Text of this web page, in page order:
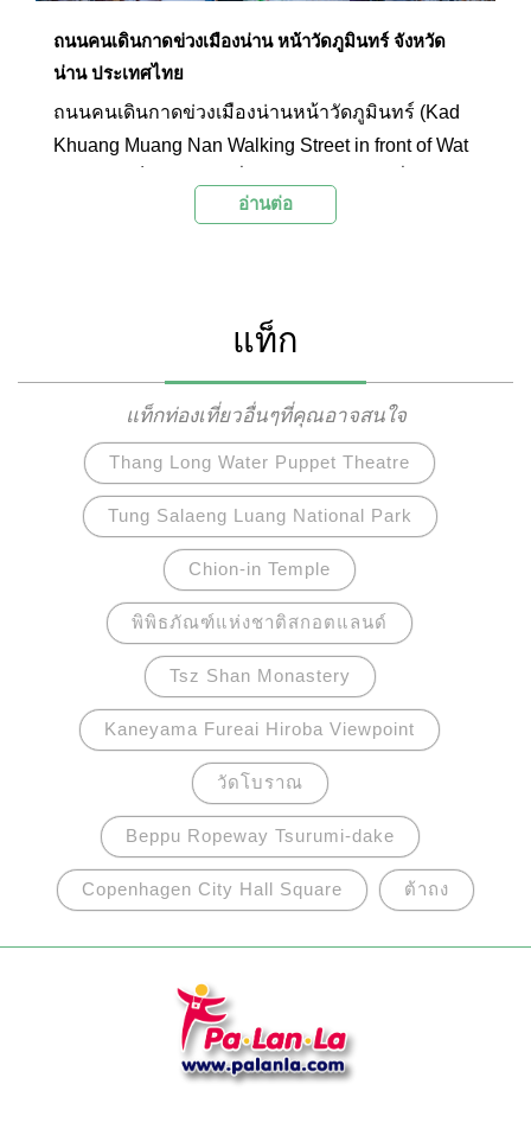
ถนนคนเดินกาดข่วงเมืองน่าน หน้าวัดภูมินทร์ จังหวัด
น่าน ประเทศไทย
ถนนคนเดินกาดข่วงเมืองน่านหน้าวัดภูมินทร์ (Kad
Khuang Muang Nan Walking Street in front of Wat
ทุกวันศุกร์ เสาร์ และอาทิตย์ ช่วงห้าโมงเย็นไปจนถึง
แสดงทางวัฒนธรรมที่แตกต่างกันไปในแต่ละวัน ทั้ง
การแสดงพื้นบ้านและการร่ายรำในชุดพื้นเมือง ถนน
คนเดินแห่งนี้จึงเป็นอีกหนึ่งเอกลักษณ์ของเมืองน่านที่
ไม่ควรพลาดชม
อ่านต่อ
แท็ก
แท็กท่องเที่ยวอื่นๆที่คุณอาจสนใจ
Thang Long Water Puppet Theatre
Tung Salaeng Luang National Park
Chion-in Temple
พิพิธภัณฑ์แห่งชาติสกอตแลนด์
Tsz Shan Monastery
Kaneyama Fureai Hiroba Viewpoint
วัดโบราณ
Beppu Ropeway Tsurumi-dake
Copenhagen City Hall Square ต้าถง